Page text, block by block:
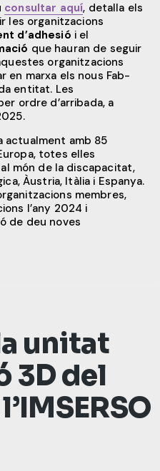
consultar aquí, detalla els
les organitzacions
d’adhesió i el
que hauran de seguir
organitzacions
en marxa els nous Fab-
entitat. Les
ordre d’arribada, a
actualment amb 85
totes elles
món de la discapacitat,
Àustria, Itàlia i Espanya.
membres,
l’any 2024 i
de deu noves
unitat
3D del